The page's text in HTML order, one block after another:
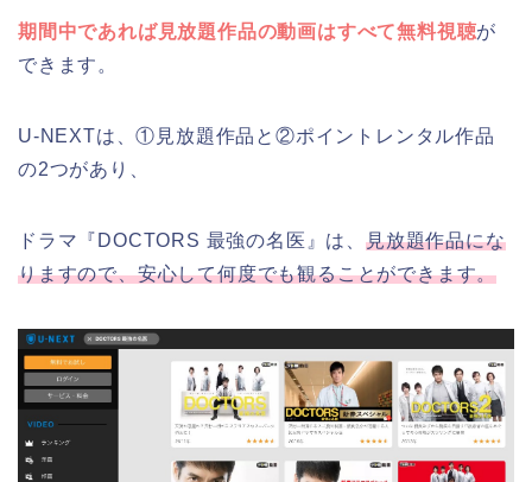
期間中であれば見放題作品の動画はすべて無料視聴が
できます。
U-NEXTは、①見放題作品と②ポイントレンタル作品
の2つがあり、
ドラマ『DOCTORS 最強の名医』は、 見放題作品にな
りますので、安心して何度でも観ることができます。